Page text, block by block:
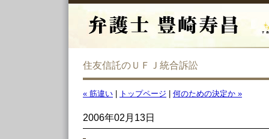
住友信託のＵＦＪ統合訴訟
« 筋違い トップページ 何のための決定か »
2006年02月13日